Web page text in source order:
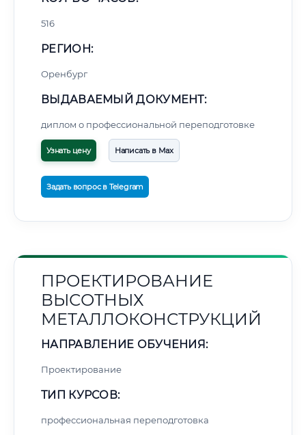
516
РЕГИОН:
Оренбург
ВЫДАВАЕМЫЙ ДОКУМЕНТ:
диплом о профессиональной переподготовке
Узнать цену Написать в Max
Задать вопрос в Telegram
ПРОЕКТИРОВАНИЕ
ВЫСОТНЫХ
МЕТАЛЛОКОНСТРУКЦИЙ
НАПРАВЛЕНИЕ ОБУЧЕНИЯ:
Проектирование
ТИП КУРСОВ:
профессиональная переподготовка